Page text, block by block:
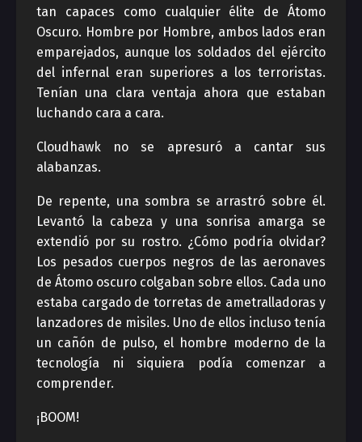
tan capaces como cualquier élite de Átomo
Oscuro. Hombre por Hombre, ambos lados eran
emparejados, aunque los soldados del ejército
del infernal eran superiores a los terroristas.
Tenían una clara ventaja ahora que estaban
luchando cara a cara.
Cloudhawk no se apresuró a cantar sus
alabanzas.
De repente, una sombra se arrastró sobre él.
Levantó la cabeza y una sonrisa amarga se
extendió por su rostro. ¿Cómo podría olvidar?
Los pesados cuerpos negros de las aeronaves
de Átomo oscuro colgaban sobre ellos. Cada uno
estaba cargado de torretas de ametralladoras y
lanzadores de misiles. Uno de ellos incluso tenía
un cañón de pulso, el hombre moderno de la
tecnología ni siquiera podía comenzar a
comprender.
¡BOOM!